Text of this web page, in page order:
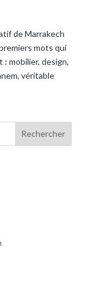
de Marrakech
mots qui
mobilier, design,
véritable